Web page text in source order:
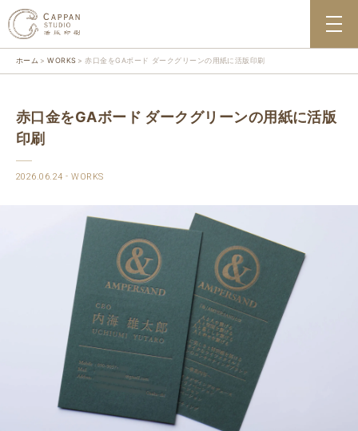
ホーム WORKS 赤口金をGAボード ダークグリーンの用紙に活版印刷
赤口金をGAボード ダークグリーンの用紙に活版
印刷
2026.06.24 WORKS